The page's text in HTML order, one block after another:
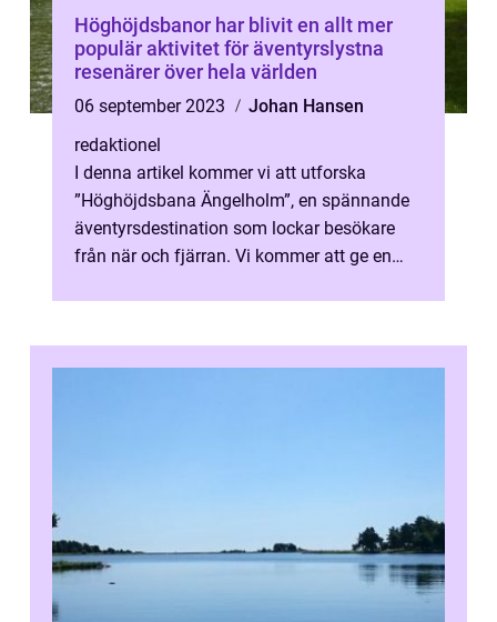
Höghöjdsbanor har blivit en allt mer
populär aktivitet för äventyrslystna
resenärer över hela världen
06 september 2023
Johan Hansen
redaktionel
I denna artikel kommer vi att utforska
”Höghöjdsbana Ängelholm”, en spännande
äventyrsdestination som lockar besökare
från när och fjärran. Vi kommer att ge en